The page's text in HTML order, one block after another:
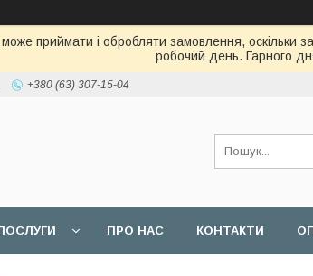
приймати і обробляти замовлення, оскільки
робочий день. Гарного
+380 (63) 307-15-04
ПРО НАС КОНТАКТИ